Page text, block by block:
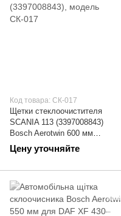
Код товара: СК-017
Щетки стеклоочистителя
SCANIA 113 (3397008843)
Bosch Aerotwin 600 мм
(дворники) | СК-017
Цену уточняйте